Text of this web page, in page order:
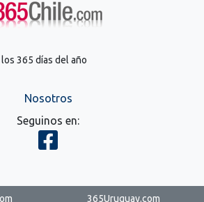
365 días del año
Nosotros
Seguinos en:
365Uruguay.com